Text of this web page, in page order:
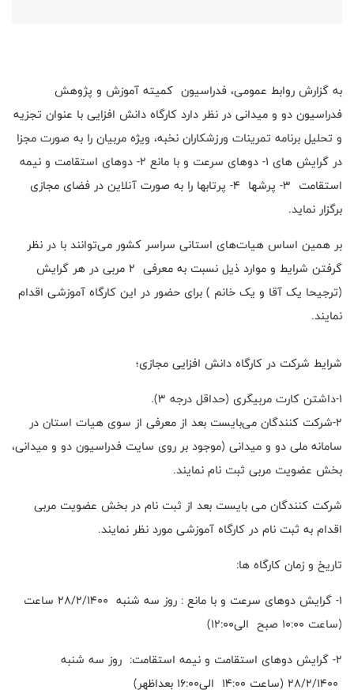
به گزارش روابط عمومی، فدراسیون کمیته آموزش و پژوهش
فدراسیون دو و میدانی در نظر دارد کارگاه دانش افزایی با عنوان تجزیه
و تحلیل برنامه تمرینات ورزشکاران نخبه، ویژه مربیان را به صورت مجزا
در گرایش های 1- دوهای سرعت و با مانع 2- دوهای استقامت و نیمه
استقامت 3- پرشها 4- پرتابها را به صورت آنلاین در فضای مجازی
برگزار نماید.
بر همین اساس هیات‌های استانی سراسر کشور می‌توانند با در نظر
گرفتن شرایط و موارد ذیل نسبت به معرفی 2 مربی در هر گرایش
(ترجیحا یک آقا و یک خانم ) برای حضور در این کارگاه آموزشی اقدام
نمایند.
شرایط شرکت در کارگاه دانش افزایی مجازی؛
۱-داشتن کارت مربیگری (حداقل درجه 3).
۲-شرکت کنندگان می‌بایست بعد از معرفی از سوی هیات استان در
سامانه ملی دو و میدانی (موجود بر روی سایت فدراسیون دو و میدانی،
بخش عضویت مربی ثبت نام نمایند.
شرکت کنندگان می بایست بعد از ثبت نام در بخش عضویت مربی
اقدام به ثبت نام در کارگاه آموزشی مورد نظر نمایند.
تاریخ و زمان کارگاه ها:
1- گرایش دوهای سرعت و با مانع : روز سه شنبه 28/2/1400 ساعت
(ساعت 10:00 صبح الی12:00)
2- گرایش دوهای استقامت و نیمه استقامت: روز سه شنبه